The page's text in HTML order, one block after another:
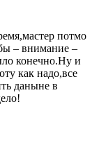
потмо
– внимание –
конечно.Ну и
как надо,все
даныне в